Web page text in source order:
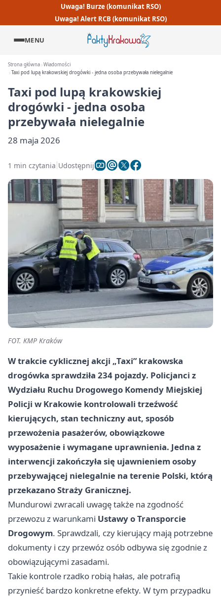
Uwaga! Burze (komunikat RSO)
Uwaga! Alert RCB (komunikat RSO)
MENU
Strona główna Wiadomości
Taxi pod lupą krakowskiej drogówki - jedna osoba przebywała nielegalnie
Taxi pod lupą krakowskiej
drogówki - jedna osoba
przebywała nielegalnie
28 maja 2026
1 min czytania Udostępnij
FOT. KMP Kraków
W trakcie cyklicznej akcji „Taxi” krakowska
drogówka sprawdziła 234 pojazdy. Policjanci z
Wydziału Ruchu Drogowego Komendy Miejskiej
Policji w Krakowie kontrolowali trzeźwość
kierujących, stan techniczny aut, sposób
przewożenia pasażerów, obowiązkowe
wyposażenie i wymagane uprawnienia. Jedna z
interwencji zakończyła się ujawnieniem osoby
przebywającej nielegalnie na terenie Polski, którą
przekazano Straży Granicznej.
Mundurowi zwracali uwagę także na zgodność
przewozu z warunkami Ustawy o Transporcie
Drogowym. Sprawdzali, czy kierujący mają potrzebne
dokumenty i czy przewóz osób odbywa się zgodnie z
obowiązującymi zasadami.
Takie kontrole rzadko robią hałas, ale potrafią
przynieść bardzo konkretne efekty. W tym przypadku